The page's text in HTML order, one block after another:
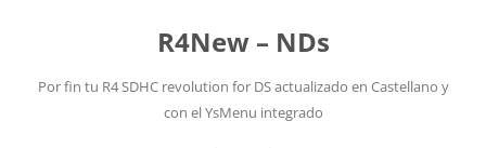
R4New – NDs
Por fin tu R4 SDHC revolution for DS actualizado en Castellano y
con el YsMenu integrado